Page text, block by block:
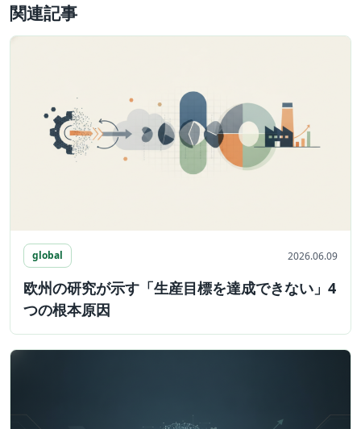
関連記事
global 2026.06.09
欧州の研究が示す「生産目標を達成できない」4
つの根本原因